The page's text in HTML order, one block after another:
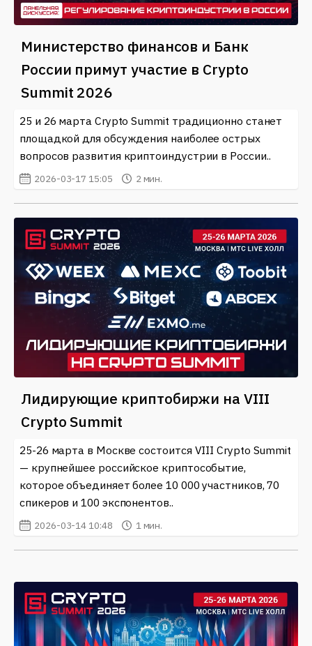
Министерство финансов и Банк
России примут участие в Crypto
Summit 2026
25 и 26 марта Crypto Summit традиционно станет
площадкой для обсуждения наиболее острых
вопросов развития криптоиндустрии в России..
2026-03-17 15:05 2 мин.
Лидирующие криптобиржи на VIII
Crypto Summit
25-26 марта в Москве состоится VIII Crypto Summit
— крупнейшее российское криптособытие,
которое объединяет более 10 000 участников, 70
спикеров и 100 экспонентов..
2026-03-14 10:48 1 мин.